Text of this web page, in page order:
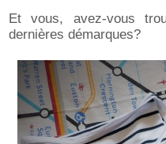
Et vous, avez-vous
dernières démarques?